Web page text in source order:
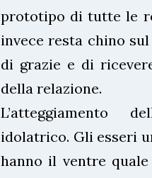
prototipo di tutte le
invece resta chino
di grazie e di
della relazione.
L’atteggiamento
idolatrico. Gli esseri
hanno il ventre